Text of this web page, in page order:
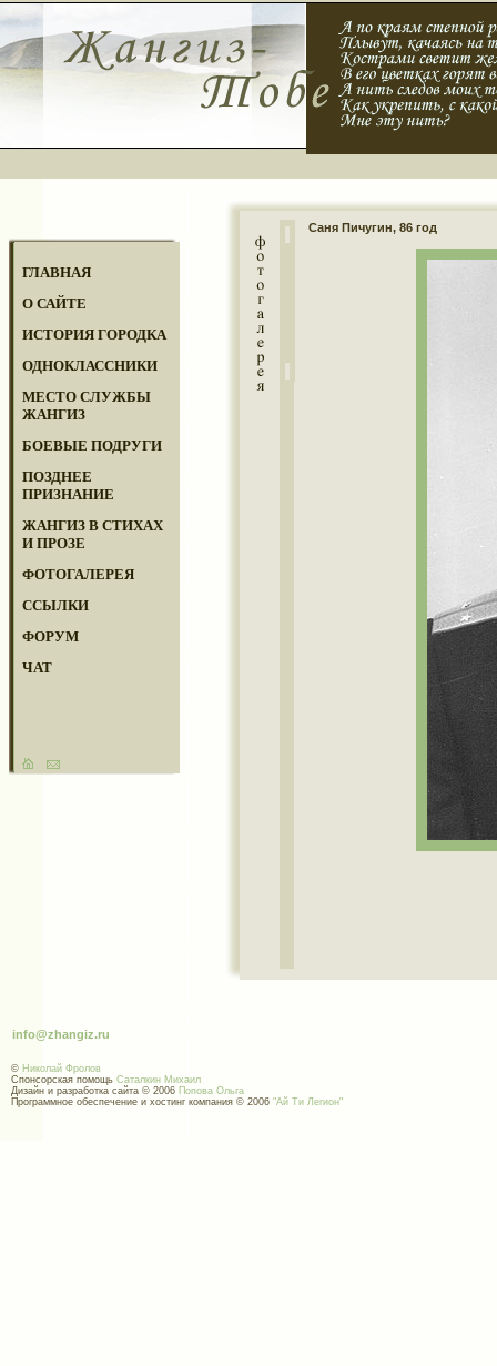
ГЛАВНАЯ
О САЙТЕ
ИСТОРИЯ ГОРОДКА
ОДНОКЛАССНИКИ
МЕСТО СЛУЖБЫ
ЖАНГИЗ
БОЕВЫЕ ПОДРУГИ
ПОЗДНЕЕ
ПРИЗНАНИЕ
ЖАНГИЗ В СТИХАХ
И ПРОЗЕ
ФОТОГАЛЕРЕЯ
ССЫЛКИ
ФОРУМ
ЧАТ
Саня Пичугин, 86 год
info@zhangiz.ru
© Николай Фролов
Спонсорская помощь Саталкин Михаил
Дизайн и разработка сайта © 2006 Попова Ольга
Программное обеспечение и хостинг компания © 2006 "Ай Ти Легион"